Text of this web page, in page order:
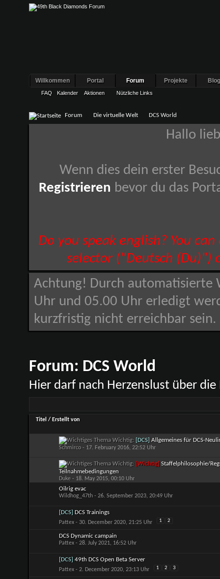
Willkommen Portal Forum
FAQ Kalender Aktionen Nützliche Links
Projekte
Forum Die virtuelle Welt DCS World
Hallo
Wenn dies dein erster
Registrieren bevor du das
Do you speak english? You
selector ("Deutsch (Du)")
Achtung! Durch automatisierte
Uhr und 05.00 Uhr erledigt
kurzfristig nicht erreichbar
Forum: DCS World
Hier darf nach Herzenslust über
Titel / Erstellt von
Wichtig: [DCS] Allgemeines für DCS-
Schmirco- 17. February 2016, 22:52 Uhr
Wichtig: [Wichtig] Staffelphilosophie/
Teilnahmebedingungen
Duke- 18. May 2015, 00:10 Uhr
Oilrig evac
Wildhog_47th- 26. September 2023, 20:49 Uhr
[DCS] DCS Trainings
Pattex- 30. December 2020, 21:25 Uhr 1 2
DCS Dynamic campain
Pattex- 28. July 2021, 16:52 Uhr
[DCS] 49th DCS Open Beta Server
Pattex- 2. December 2020, 23:13 Uhr 1 2 3